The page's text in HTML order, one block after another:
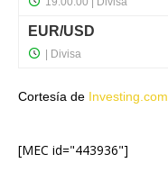
Cortesía de Investing.com
[MEC id="443936"]